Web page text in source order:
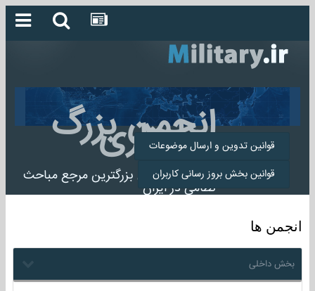
انجمن بزرگ
میلیتاری
انجمن میلیتاری بزرگترین مرجع مباحث
نظامی در ایران
قوانین تدوین و ارسال موضوعات
قوانین بخش بروز رسانی کاربران
انجمن ها
بخش داخلی